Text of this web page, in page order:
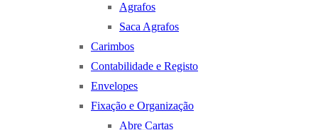
Agrafos
Saca Agrafos
Carimbos
Contabilidade e Registo
Envelopes
Fixação e Organização
Abre Cartas